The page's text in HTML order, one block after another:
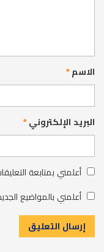
الاسم*
البريد الإلكتروني*
أعلمني بمتابعة
أعلمني بالمواضيع